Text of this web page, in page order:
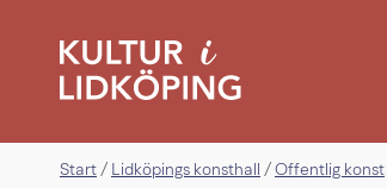
Start / Lidköpings konsthall / Offentlig konst